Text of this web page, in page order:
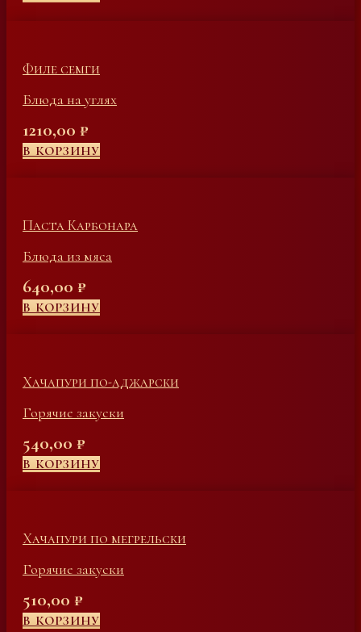
Филе семги
Блюда на углях
1210,00 ₽
В КОРЗИНУ
Паста Карбонара
Блюда из мяса
640,00 ₽
В КОРЗИНУ
Хачапури по-аджарски
Горячие закуски
540,00 ₽
В КОРЗИНУ
Хачапури по мегрельски
Горячие закуски
510,00 ₽
В КОРЗИНУ